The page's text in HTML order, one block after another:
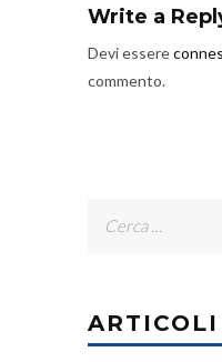
Write a
Devi essere
commento.